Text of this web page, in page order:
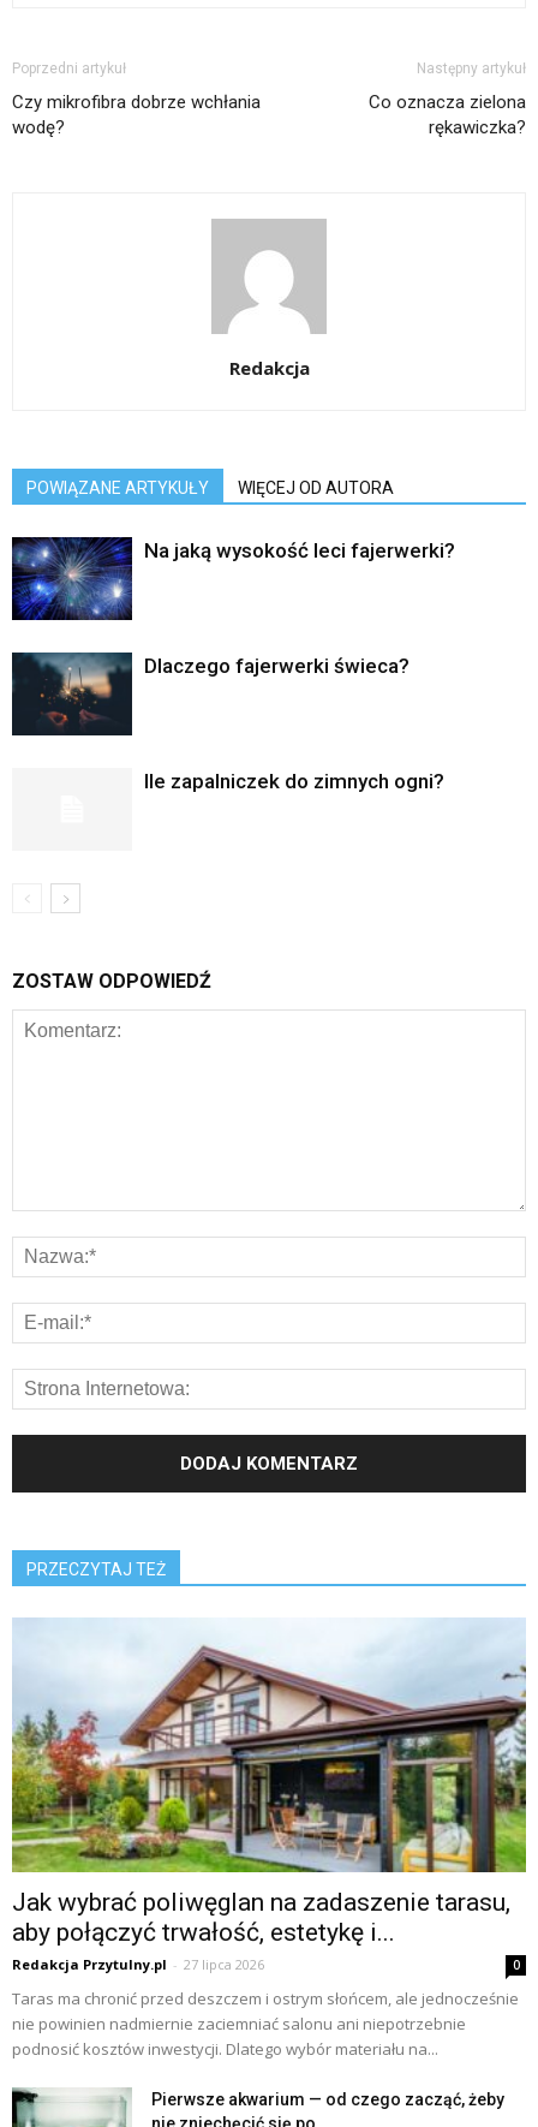
Poprzedni artykuł
Czy mikrofibra dobrze wchłania
wodę?
Następny artykuł
Co oznacza zielona
rękawiczka?
Redakcja
POWIĄZANE ARTYKUŁY WIĘCEJ OD AUTORA
Na jaką wysokość leci fajerwerki?
Dlaczego fajerwerki świeca?
Ile zapalniczek do zimnych ogni?
ZOSTAW ODPOWIEDŹ
PRZECZYTAJ TEŻ
Jak wybrać poliwęglan na zadaszenie tarasu,
aby połączyć trwałość, estetykę i...
Redakcja Przytulny.pl - 27 lipca 2026 0
Taras ma chronić przed deszczem i ostrym słońcem, ale jednocześnie
nie powinien nadmiernie zaciemniać salonu ani niepotrzebnie
podnosić kosztów inwestycji. Dlatego wybór materiału na...
Pierwsze akwarium — od czego zacząć, żeby
nie zniechęcić się po...